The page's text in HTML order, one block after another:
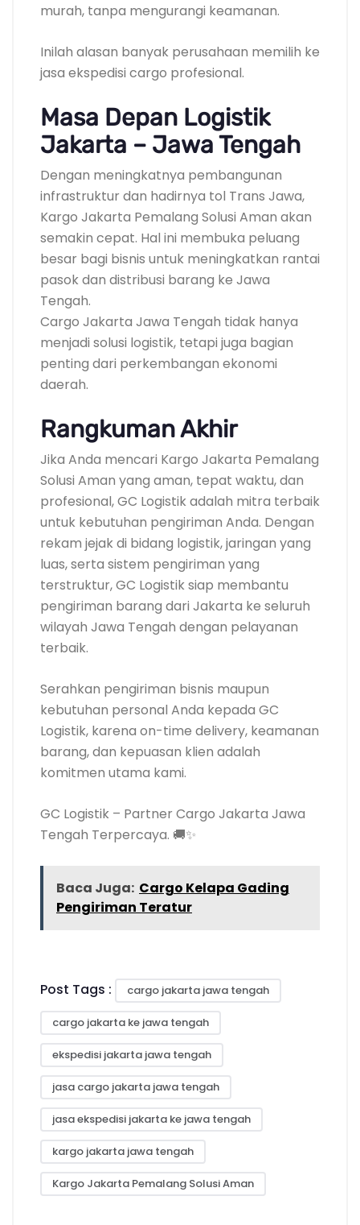
murah, tanpa mengurangi keamanan.
Inilah alasan banyak perusahaan memilih ke
jasa ekspedisi cargo profesional.
Masa Depan Logistik
Jakarta – Jawa Tengah
Dengan meningkatnya pembangunan
infrastruktur dan hadirnya tol Trans Jawa,
Kargo Jakarta Pemalang Solusi Aman akan
semakin cepat. Hal ini membuka peluang
besar bagi bisnis untuk meningkatkan rantai
pasok dan distribusi barang ke Jawa
Tengah.
Cargo Jakarta Jawa Tengah tidak hanya
menjadi solusi logistik, tetapi juga bagian
penting dari perkembangan ekonomi
daerah.
Rangkuman Akhir
Jika Anda mencari Kargo Jakarta Pemalang
Solusi Aman yang aman, tepat waktu, dan
profesional, GC Logistik adalah mitra terbaik
untuk kebutuhan pengiriman Anda. Dengan
rekam jejak di bidang logistik, jaringan yang
luas, serta sistem pengiriman yang
terstruktur, GC Logistik siap membantu
pengiriman barang dari Jakarta ke seluruh
wilayah Jawa Tengah dengan pelayanan
terbaik.
Serahkan pengiriman bisnis maupun
kebutuhan personal Anda kepada GC
Logistik, karena on-time delivery, keamanan
barang, dan kepuasan klien adalah
komitmen utama kami.
GC Logistik – Partner Cargo Jakarta Jawa
Tengah Terpercaya. 🚚✨
Baca Juga: Cargo Kelapa Gading
Pengiriman Teratur
Post Tags : cargo jakarta jawa tengah
cargo jakarta ke jawa tengah
ekspedisi jakarta jawa tengah
jasa cargo jakarta jawa tengah
jasa ekspedisi jakarta ke jawa tengah
kargo jakarta jawa tengah
Kargo Jakarta Pemalang Solusi Aman